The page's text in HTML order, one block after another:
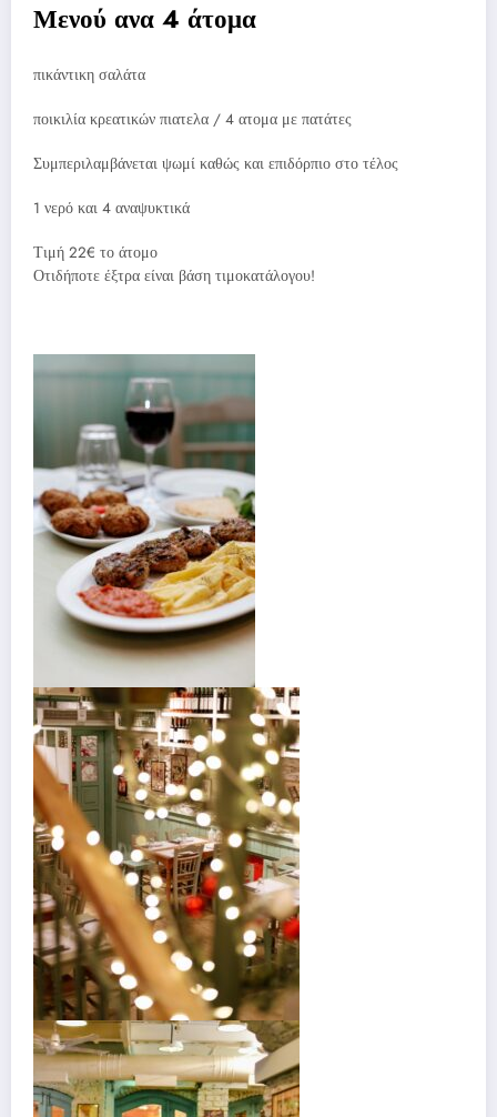
Μενού ανα 4 άτομα
πικάντικη σαλάτα
ποικιλία κρεατικών πιατελα / 4 ατομα με πατάτες
Συμπεριλαμβάνεται ψωμί καθώς και επιδόρπιο στο τέλος
1 νερό και 4 αναψυκτικά
Τιμή 22€ το άτομο
Οτιδήποτε έξτρα είναι βάση τιμοκατάλογου!